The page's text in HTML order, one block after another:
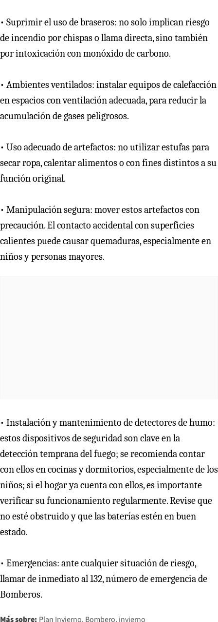
• Suprimir el uso de braseros: no solo implican riesgo
de incendio por chispas o llama directa, sino también
por intoxicación con monóxido de carbono.
• Ambientes ventilados: instalar equipos de calefacción
en espacios con ventilación adecuada, para reducir la
acumulación de gases peligrosos.
• Uso adecuado de artefactos: no utilizar estufas para
secar ropa, calentar alimentos o con fines distintos a su
función original.
• Manipulación segura: mover estos artefactos con
precaución. El contacto accidental con superficies
calientes puede causar quemaduras, especialmente en
niños y personas mayores.
• Instalación y mantenimiento de detectores de humo:
estos dispositivos de seguridad son clave en la
detección temprana del fuego; se recomienda contar
con ellos en cocinas y dormitorios, especialmente de los
niños; si el hogar ya cuenta con ellos, es importante
verificar su funcionamiento regularmente. Revise que
no esté obstruido y que las baterías estén en buen
estado.
• Emergencias: ante cualquier situación de riesgo,
llamar de inmediato al 132, número de emergencia de
Bomberos.
Más sobre: Plan Invierno Bombero invierno